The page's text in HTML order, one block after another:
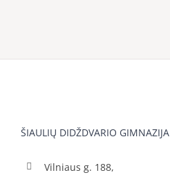
ŠIAULIŲ DIDŽDVARIO GIMNAZIJA
Vilniaus g. 188,